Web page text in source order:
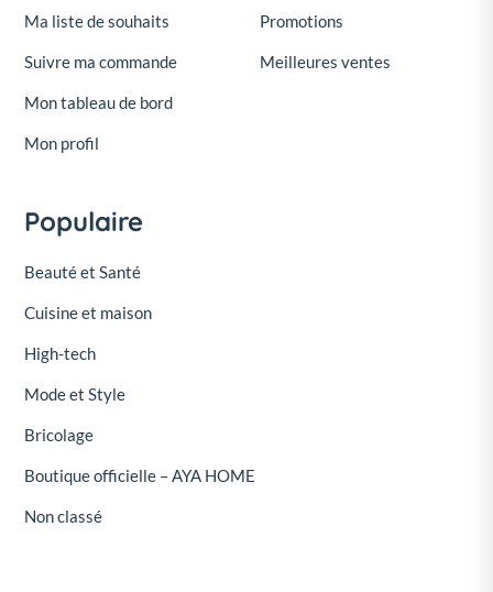
Ma liste de souhaits
Suivre ma commande
Mon tableau de bord
Mon profil
Promotions
Meilleures ventes
Populaire
Beauté et Santé
Cuisine et maison
High-tech
Mode et Style
Bricolage
Boutique officielle – AYA HOME
Non classé